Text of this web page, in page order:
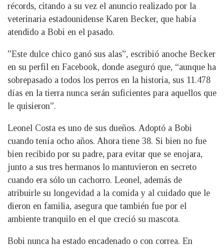
récords, citando a su vez el anuncio realizado por la
veterinaria estadounidense Karen Becker, que había
atendido a Bobi en el pasado.
”Este dulce chico ganó sus alas”, escribió anoche Becker
en su perfil en Facebook, donde aseguró que, “aunque ha
sobrepasado a todos los perros en la historia, sus 11.478
días en la tierra nunca serán suficientes para aquellos que
le quisieron”.
Leonel Costa es uno de sus dueños. Adoptó a Bobi
cuando tenía ocho años. Ahora tiene 38. Si bien no fue
bien recibido por su padre, para evitar que se enojara,
junto a sus tres hermanos lo mantuvieron en secreto
cuando era sólo un cachorro. Leonel, además de
atribuirle su longevidad a la comida y al cuidado que le
dieron en familia, asegura que también fue por el
ambiente tranquilo en el que creció su mascota.
Bobi nunca ha estado encadenado o con correa. En